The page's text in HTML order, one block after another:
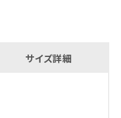
サイズ詳細